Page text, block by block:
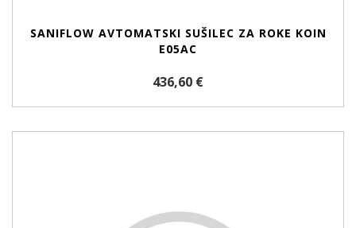
SANIFLOW AVTOMATSKI SUŠILEC ZA ROKE KOIN
E05AC
436,60 €